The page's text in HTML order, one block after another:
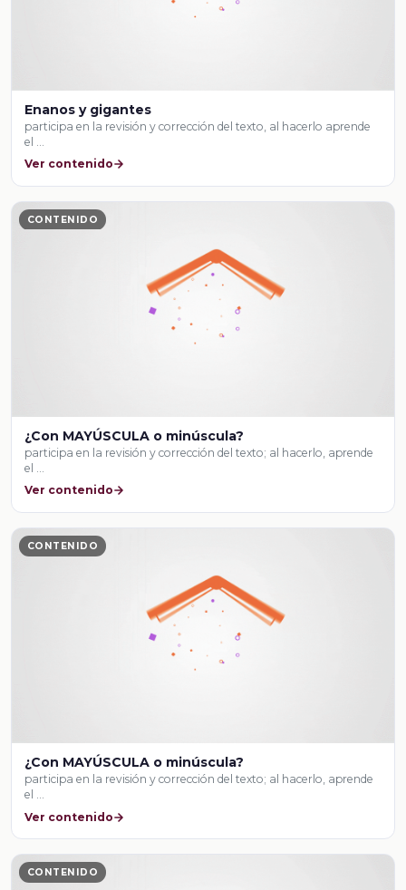
Enanos y gigantes
participa en la revisión y corrección del texto, al hacerlo aprende
el …
Ver contenido
CONTENIDO
¿Con MAYÚSCULA o minúscula?
participa en la revisión y corrección del texto; al hacerlo, aprende
el …
Ver contenido
CONTENIDO
¿Con MAYÚSCULA o minúscula?
participa en la revisión y corrección del texto; al hacerlo, aprende
el …
Ver contenido
CONTENIDO